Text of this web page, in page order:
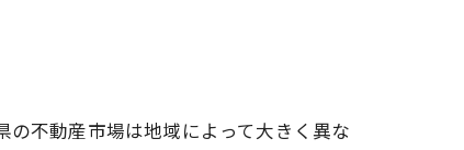
不動産市場は地域によって大きく異な